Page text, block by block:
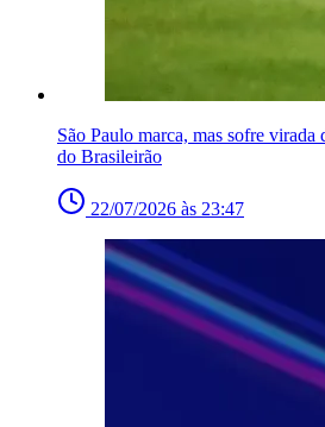
São Paulo marca, mas sofre
do Brasileirão
22/07/2026 às 23:47